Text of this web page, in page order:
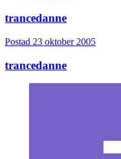
trancedanne
Postad 23 oktober 2005
trancedanne